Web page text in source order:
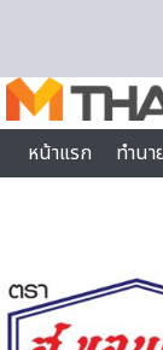
หน้าแรก
ทำน